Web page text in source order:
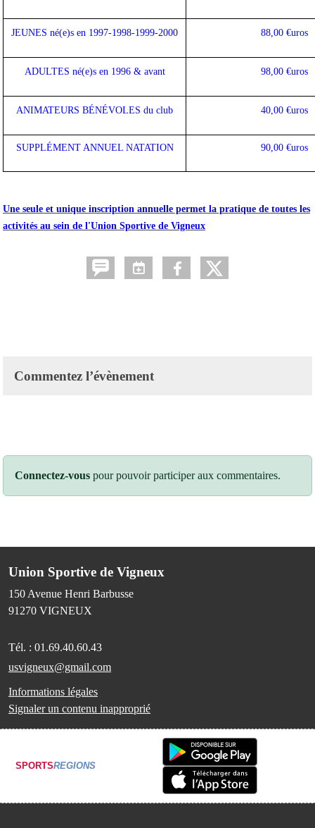
JEUNES né(e)s en 1997-1998-1999-2000 88,00 €uros
ADULTES né(e)s en 1996 & avant 98,00 €uros
ANIMATEURS BÉNÉVOLES du club 40,00 €uros
SUPPLÉMENT ANNUEL NATATION 90,00 €uros
Une seule et unique inscription annuelle permet la pratique de toutes les
activités au sein de l'Union Sportive de Vigneux
Commentez l’évènement
Connectez-vous pour pouvoir participer aux commentaires.
Union Sportive de Vigneux
150 Avenue Henri Barbusse
91270 VIGNEUX
Tél. : 01.69.40.60.43
usvigneux@gmail.com
Informations légales
Signaler un contenu inapproprié
SPORTSREGIONS